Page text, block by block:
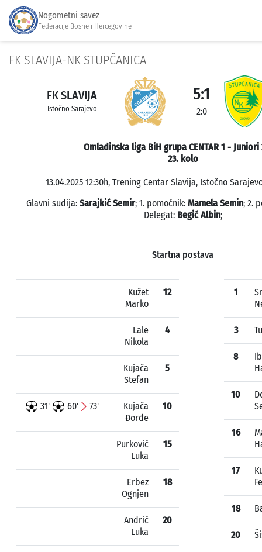
Nogometni savez
Federacije Bosne i Hercegovine
FK SLAVIJA-NK STUPČANICA
FK SLAVIJA
Istočno Sarajevo
5:1
2:0
Omladinska liga BiH grupa CENTAR 1 - Juniori
23. kolo
13.04.2025 12:30h, Trening Centar Slavija, Istočno
Glavni sudija: Sarajkić Semir; 1. pomoćnik: Mamela Semin; 2.
Delegat: Begić Albin;
Startna postava
Kužet
Marko
12
Lale
Nikola
4
Kujača
Stefan
5
31' 60' 73'
Kujača
Đorđe
10
Purković
Luka
15
Erbez
Ognjen
18
Andrić
Luka
20
1
3
8
10
16
17
18
20